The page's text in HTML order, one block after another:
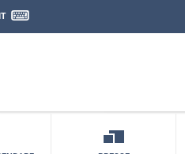
Kontaktformular